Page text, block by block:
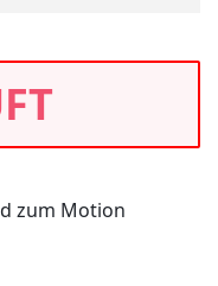
zum Motion